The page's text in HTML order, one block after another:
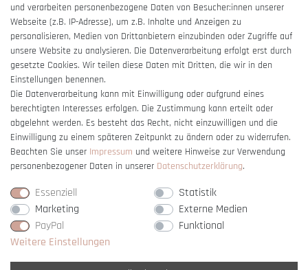
Impressum
Barrierefreiheitserklärung
Vertrag widerrufen
und verarbeiten personenbezogene Daten von Besucher:innen unserer
Webseite (z.B. IP-Adresse), um z.B. Inhalte und Anzeigen zu
personalisieren, Medien von Drittanbietern einzubinden oder Zugriffe auf
unsere Website zu analysieren. Die Datenverarbeitung erfolgt erst durch
gesetzte Cookies. Wir teilen diese Daten mit Dritten, die wir in den
Einstellungen benennen.
Die Datenverarbeitung kann mit Einwilligung oder aufgrund eines
berechtigten Interesses erfolgen. Die Zustimmung kann erteilt oder
abgelehnt werden. Es besteht das Recht, nicht einzuwilligen und die
Einwilligung zu einem späteren Zeitpunkt zu ändern oder zu widerrufen.
Beachten Sie unser Impressum und weitere Hinweise zur Verwendung
personenbezogener Daten in unserer Daten­schutz­erklärung.
Essenziell
Statistik
Marketing
Externe Medien
PayPal
Funktional
Weitere Einstellungen